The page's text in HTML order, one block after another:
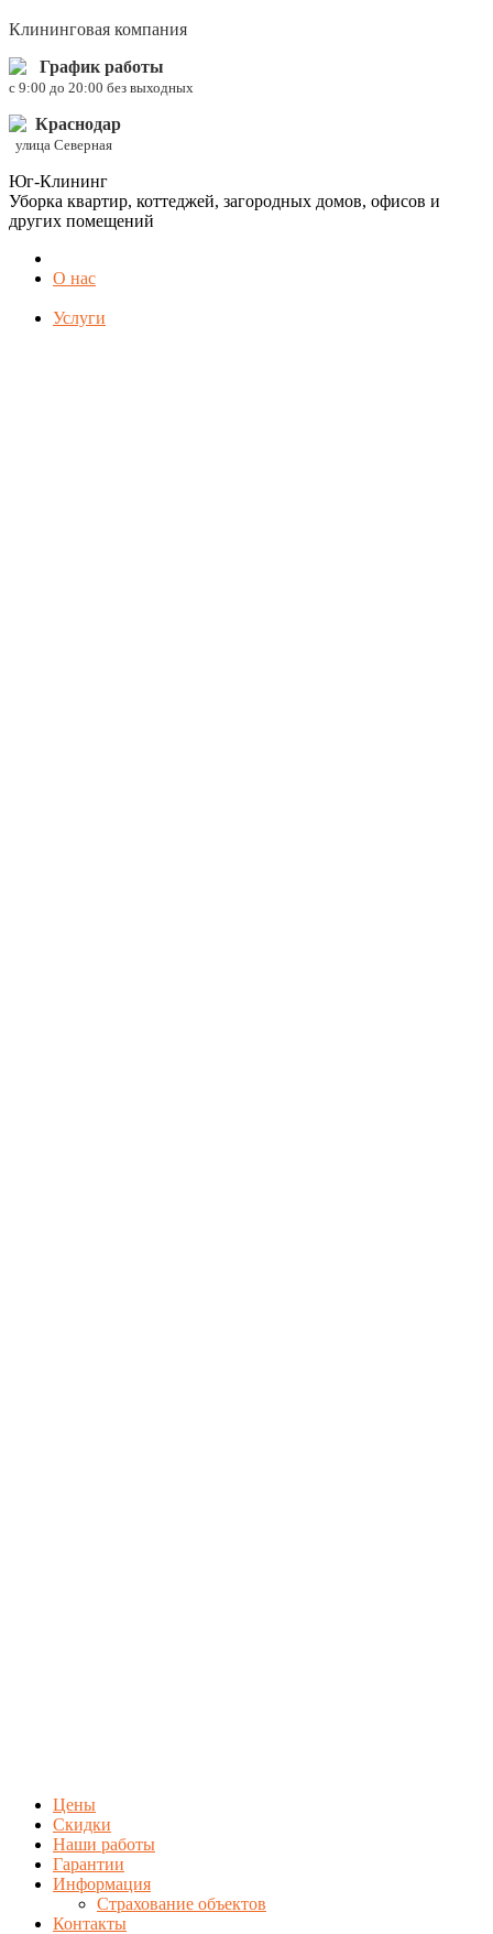
Клининговая компания
График работы
c 9:00 до 20:00 без выходных
Краснодар
улица Северная
Юг-Клининг
Уборка квартир, коттеджей, загородных домов, офисов и
других помещений
О нас
Услуги
Цены
Скидки
Наши работы
Гарантии
Информация
Страхование объектов
Контакты